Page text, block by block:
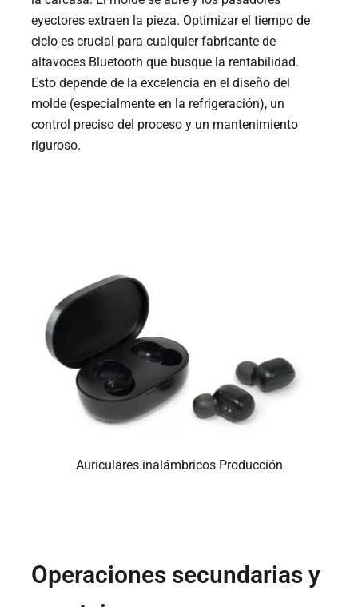
eyectores extraen la pieza. Optimizar el tiempo de
ciclo es crucial para cualquier fabricante de
altavoces Bluetooth que busque la rentabilidad.
Esto depende de la excelencia en el diseño del
molde (especialmente en la refrigeración), un
control preciso del proceso y un mantenimiento
riguroso.
Auriculares inalámbricos Producción
Operaciones secundarias y